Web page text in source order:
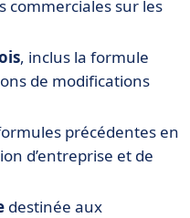
commerciales sur les
, inclus la formule
de modifications
précédentes en
d’entreprise et de
destinée aux